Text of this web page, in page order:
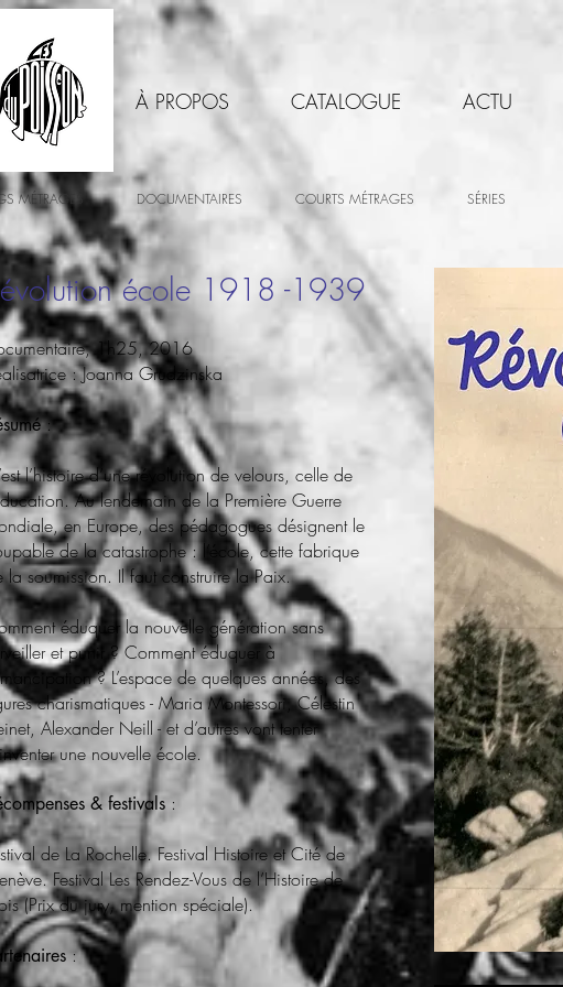
À PROPOS CATALOGUE ACTU
MÉTRAGES DOCUMENTAIRES COURTS MÉTRAGES SÉRIES
école 1918 -1939
1h25, 2016
: Joanna Grudzinska
:
l’histoire d’une révolution de velours, celle de
Au lendemain de la Première Guerre
en Europe, des pédagogues désignent le
de la catastrophe : l’école, cette fabrique
la soumission. Il faut construire la Paix.
éduquer la nouvelle génération sans
et punir ? Comment éduquer à
? L’espace de quelques années, des
charismatiques - Maria Montessori, Célestin
Alexander Neill - et d’autres vont tenter
une nouvelle école.
& festivals :
de La Rochelle. Festival Histoire et Cité de
Festival Les Rendez-Vous de l’Histoire de
(Prix du jury, mention spéciale).
: